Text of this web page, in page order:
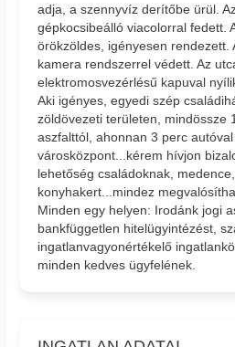
adja, a szennyvíz derítőbe ürül.
gépkocsibeálló viacolorral fedett.
örökzöldes, igényesen rendezett.
kamera rendszerrel védett. Az
elektromosvezérlésű kapuval
Aki igényes, egyedi szép
zöldövezeti területen, mindössze
aszfalttól, ahonnan 3 perc autóval
városközpont...kérem hívjon
lehetőség családoknak,
konyhakert...mindez
Minden egy helyen: Irodánk jogi
bankfüggetlen hitelügyintézést,
ingatlanvagyonértékelő
minden kedves ügyfelének.